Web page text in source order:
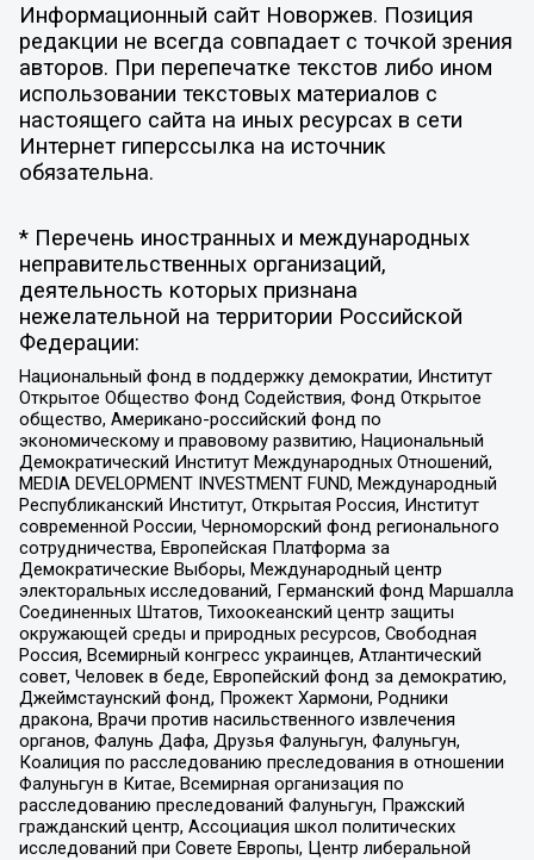
Информационный сайт Новоржев. Позиция
редакции не всегда совпадает с точкой зрения
авторов. При перепечатке текстов либо ином
использовании текстовых материалов с
настоящего сайта на иных ресурсах в сети
Интернет гиперссылка на источник
обязательна.
* Перечень иностранных и международных
неправительственных организаций,
деятельность которых признана
нежелательной на территории Российской
Федерации:
Национальный фонд в поддержку демократии, Институт
Открытое Общество Фонд Содействия, Фонд Открытое
общество, Американо-российский фонд по
экономическому и правовому развитию, Национальный
Демократический Институт Международных Отношений,
MEDIA DEVELOPMENT INVESTMENT FUND, Международный
Республиканский Институт, Открытая Россия, Институт
современной России, Черноморский фонд регионального
сотрудничества, Европейская Платформа за
Демократические Выборы, Международный центр
электоральных исследований, Германский фонд Маршалла
Соединенных Штатов, Тихоокеанский центр защиты
окружающей среды и природных ресурсов, Свободная
Россия, Всемирный конгресс украинцев, Атлантический
совет, Человек в беде, Европейский фонд за демократию,
Джеймстаунский фонд, Прожект Хармони, Родники
дракона, Врачи против насильственного извлечения
органов, Фалунь Дафа, Друзья Фалуньгун, Фалуньгун,
Коалиция по расследованию преследования в отношении
Фалуньгун в Китае, Всемирная организация по
расследованию преследований Фалуньгун, Пражский
гражданский центр, Ассоциация школ политических
исследований при Совете Европы, Центр либеральной